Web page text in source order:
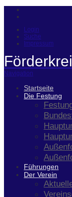
Login
Suche
Impressum
Navigation
Startseite
Die Festung
Führungen
Der Verein